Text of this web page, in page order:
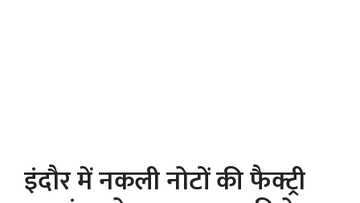
इंदौर में नकली नोटों की फैक्ट्री